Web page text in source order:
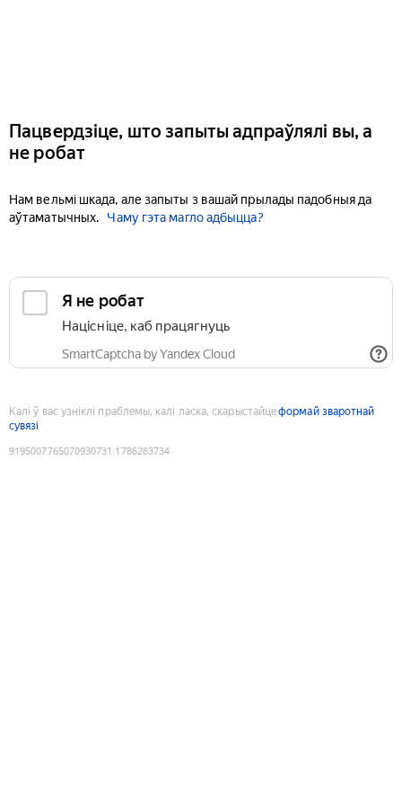
Пацвердзіце, што запыты адпраўлялі вы, а
не робат
Нам вельмі шкада, але запыты з вашай прылады падобныя да
аўтаматычных.
Чаму гэта магло адбыцца?
Я не робат
Націсніце, каб працягнуць
SmartCaptcha by Yandex Cloud
Калі ў вас узніклі праблемы, калі ласка, скарыстайцеформай зваротнай
сувязі
9195007765070930731 :1786283734